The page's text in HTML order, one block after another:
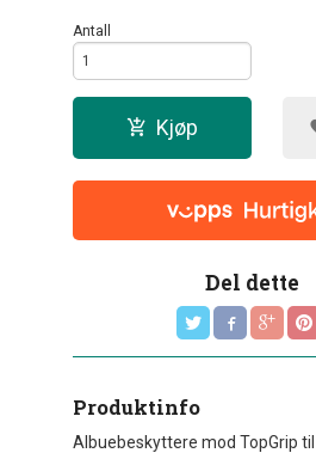
Antall
Kjøp
Del dette
Produktinfo
Albuebeskyttere mod TopGrip